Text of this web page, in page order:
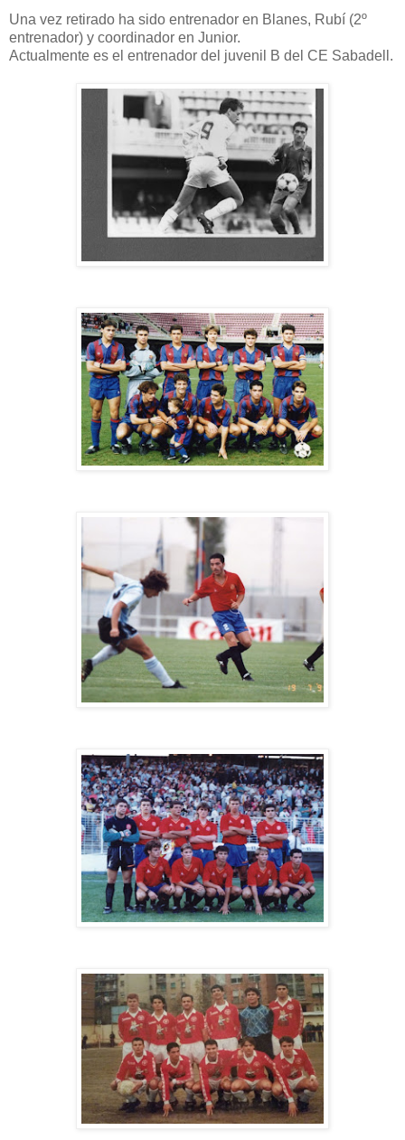
Una vez retirado ha sido entrenador en Blanes, Rubí (2º
entrenador) y coordinador en Junior.
Actualmente es el entrenador del juvenil B del CE Sabadell.